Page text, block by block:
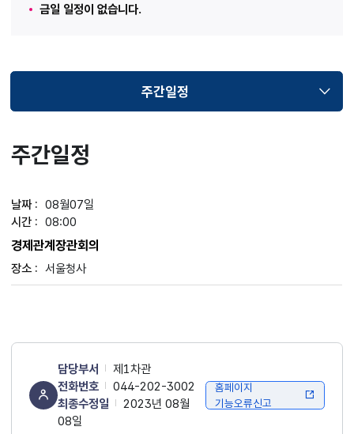
금일 일정이 없습니다.
주간일정
선택됨
주간일정
08월07일
08:00
경제관계장관회의
서울청사
담당부서
제1차관
전화번호
044-202-3002
최종수정일
2023년 08월
08일
홈페이지
기능오류신고